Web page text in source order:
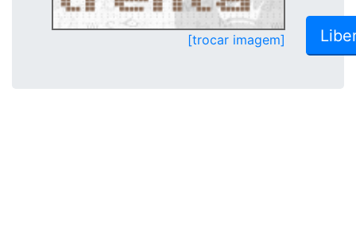
[trocar imagem]